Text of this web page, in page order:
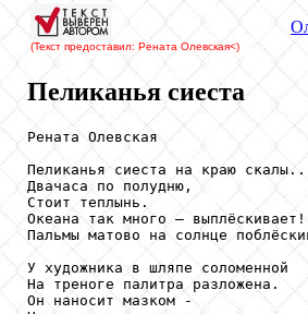
(Текст предоставил: Рената Олевская<)
Пеликанья сиеста
Рената Олевская
Пеликанья сиеста на краю
Двачаса по полудню,
Стоит теплынь.
Океана так много – выплёскивает!
Пальмы матово на солнце
У художника в шляпе соломенной
На треноге палитра разложена.
Он наносит мазком -